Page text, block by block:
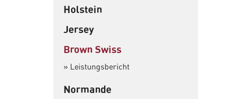
Holstein
Jersey
Brown Swiss
Leistungsbericht
Normande